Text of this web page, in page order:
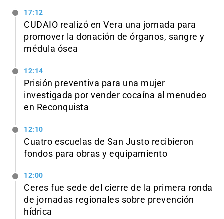
17:12
CUDAIO realizó en Vera una jornada para
promover la donación de órganos, sangre y
médula ósea
12:14
Prisión preventiva para una mujer
investigada por vender cocaína al menudeo
en Reconquista
12:10
Cuatro escuelas de San Justo recibieron
fondos para obras y equipamiento
12:00
Ceres fue sede del cierre de la primera ronda
de jornadas regionales sobre prevención
hídrica